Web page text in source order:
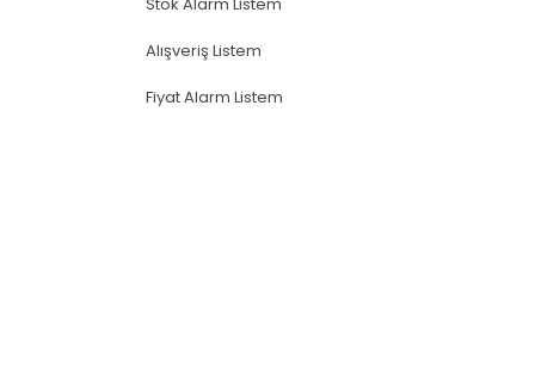
Alışveriş Listem
Fiyat Alarm Listem